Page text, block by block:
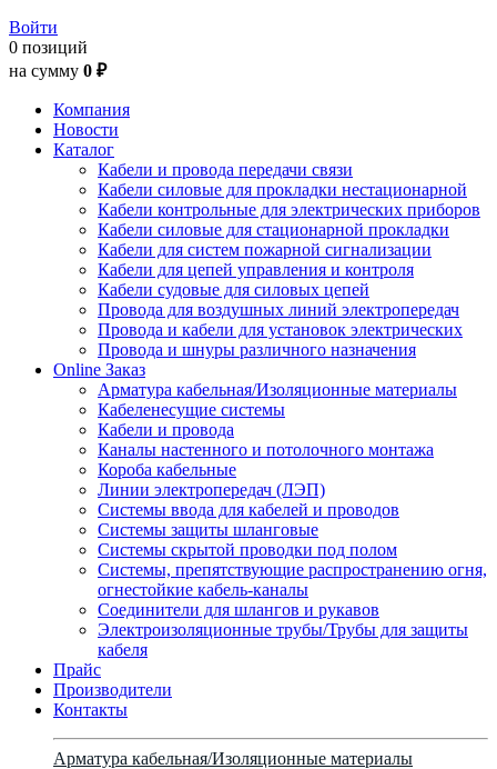
Войти
0 позиций
на сумму 0 ₽
Компания
Новости
Каталог
Кабели и провода передачи связи
Кабели силовые для прокладки нестационарной
Кабели контрольные для электрических приборов
Кабели силовые для стационарной прокладки
Кабели для систем пожарной сигнализации
Кабели для цепей управления и контроля
Кабели судовые для силовых цепей
Провода для воздушных линий электропередач
Провода и кабели для установок электрических
Провода и шнуры различного назначения
Online Заказ
Арматура кабельная/Изоляционные материалы
Кабеленесущие системы
Кабели и провода
Каналы настенного и потолочного монтажа
Короба кабельные
Линии электропередач (ЛЭП)
Системы ввода для кабелей и проводов
Системы защиты шланговые
Системы скрытой проводки под полом
Системы, препятствующие распространению огня,
огнестойкие кабель-каналы
Соединители для шлангов и рукавов
Электроизоляционные трубы/Трубы для защиты
кабеля
Прайс
Производители
Контакты
Арматура кабельная/Изоляционные материалы